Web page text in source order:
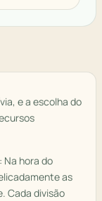
e a escolha do
hora do
as
Cada divisão